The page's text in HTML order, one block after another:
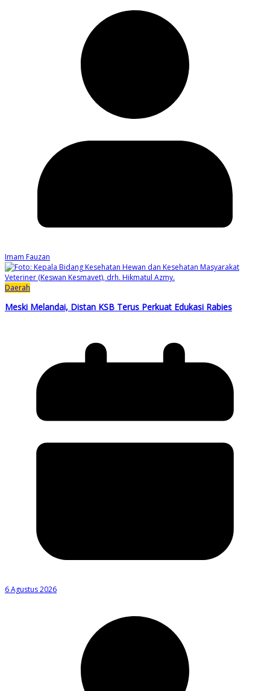
Imam Fauzan
Daerah
Meski Melandai, Distan KSB Terus Perkuat Edukasi Rabies
6 Agustus 2026